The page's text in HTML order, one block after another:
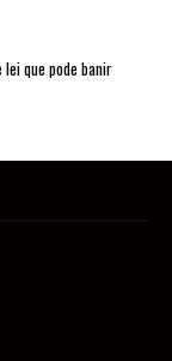
lei que pode banir